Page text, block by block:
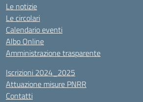
Le notizie
Le circolari
Calendario eventi
Albo Online
Amministrazione trasparente
Iscrizioni 2024_2025
Attuazione misure PNRR
Contatti